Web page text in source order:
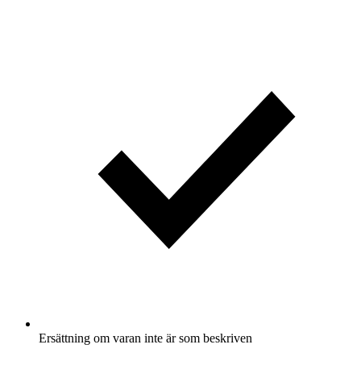
Ersättning om varan inte är som beskriven